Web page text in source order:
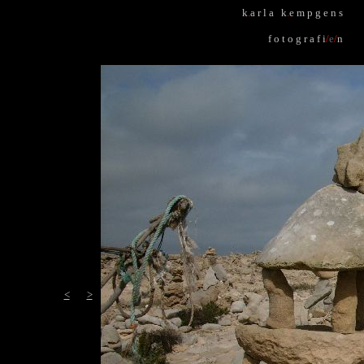
k.a r l a k.e m p g e n s
f o t o g r a f i/e/n
< >